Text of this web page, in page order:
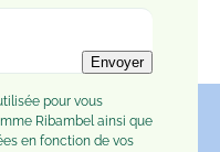
Envoyer
pour vous
Ribambel ainsi que
en fonction de vos